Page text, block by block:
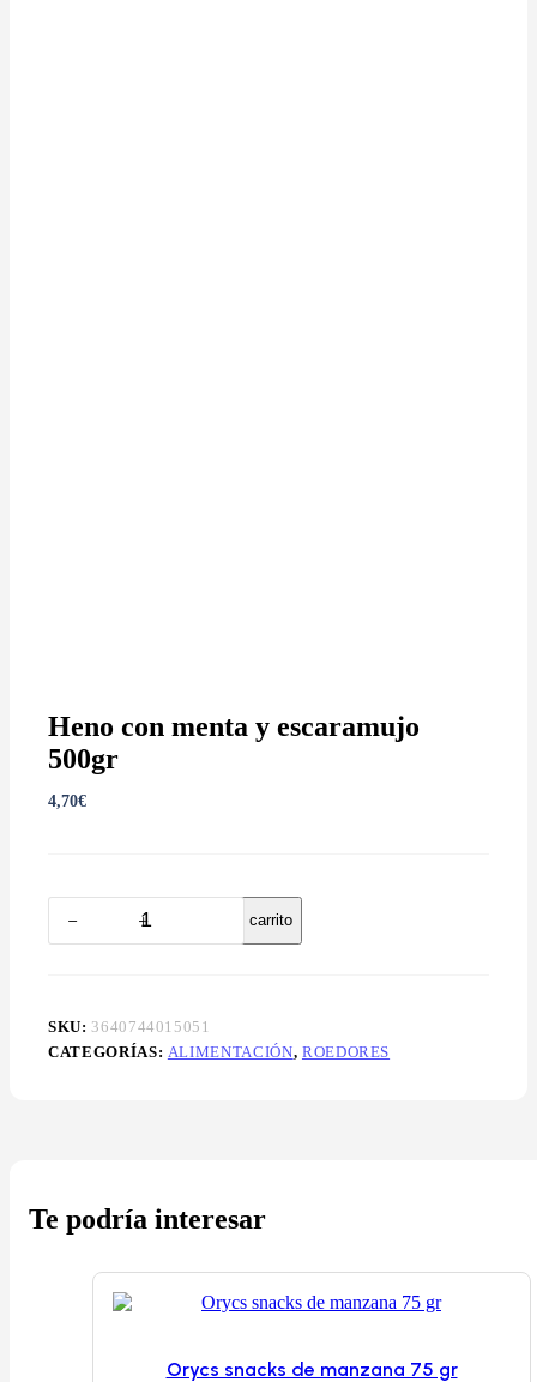
Heno con menta y escaramujo
500gr
4,70€
con
menta
cantidad
Añadir al carrito
SKU:3640744015051
CATEGORÍAS: ALIMENTACIÓN, ROEDORES
Te podría interesar
Orycs snacks de manzana 75 gr